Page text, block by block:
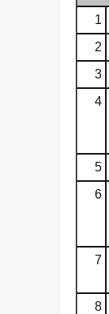
1
2
3
4
5
6
7
8